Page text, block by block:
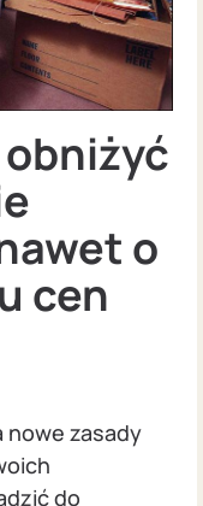
o
cen
nowe zasady
do